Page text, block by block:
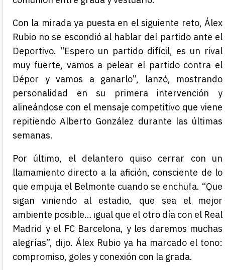
Con la mirada ya puesta en el siguiente reto, Álex
Rubio no se escondió al hablar del partido ante el
Deportivo. “Espero un partido difícil, es un rival
muy fuerte, vamos a pelear el partido contra el
Dépor y vamos a ganarlo”, lanzó, mostrando
personalidad en su primera intervención y
alineándose con el mensaje competitivo que viene
repitiendo Alberto González durante las últimas
semanas.
Por último, el delantero quiso cerrar con un
llamamiento directo a la afición, consciente de lo
que empuja el Belmonte cuando se enchufa. “Que
sigan viniendo al estadio, que sea el mejor
ambiente posible… igual que el otro día con el Real
Madrid y el FC Barcelona, y les daremos muchas
alegrías”, dijo. Álex Rubio ya ha marcado el tono:
compromiso, goles y conexión con la grada.